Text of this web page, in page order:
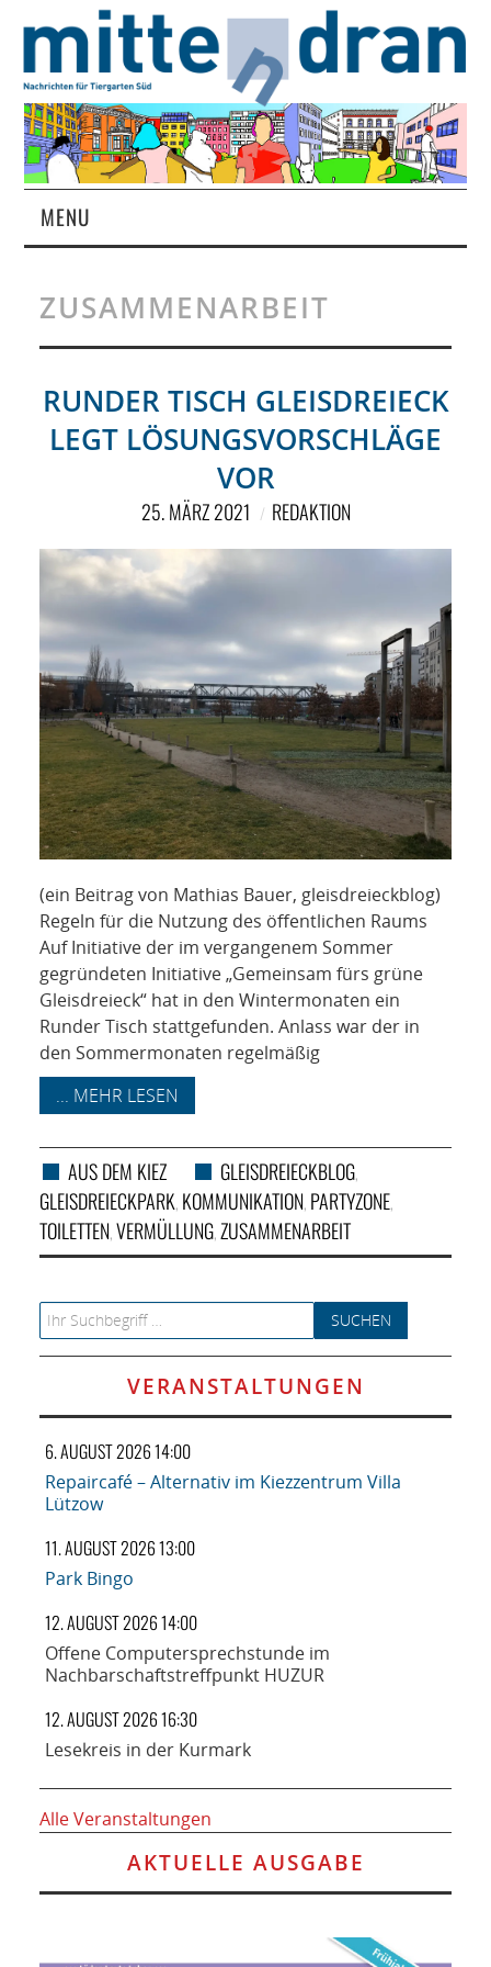
MENU
MAGAZIN
ÜBER UNS
RUBRIKEN
SPONSORING
KONTAKT
ZUSAMMENARBEIT
RUNDER TISCH GLEISDREIECK
LEGT LÖSUNGSVORSCHLÄGE
VOR
25. MÄRZ 2021 REDAKTION
(ein Beitrag von Mathias Bauer, gleisdreieckblog)
Regeln für die Nutzung des öffentlichen Raums
Auf Initiative der im vergangenem Sommer
gegründeten Initiative „Gemeinsam fürs grüne
Gleisdreieck“ hat in den Wintermonaten ein
Runder Tisch stattgefunden. Anlass war der in
den Sommermonaten regelmäßig
... MEHR LESEN
AUS DEM KIEZ GLEISDREIECKBLOG,
GLEISDREIECKPARK, KOMMUNIKATION, PARTYZONE,
TOILETTEN,VERMÜLLUNG,ZUSAMMENARBEIT
Search for:
VERANSTALTUNGEN
6. AUGUST 2026 14:00
Repaircafé – Alternativ im Kiezzentrum Villa
Lützow
11. AUGUST 2026 13:00
Park Bingo
12. AUGUST 2026 14:00
Offene Computersprechstunde im
Nachbarschaftstreffpunkt HUZUR
12. AUGUST 2026 16:30
Lesekreis in der Kurmark
Alle Veranstaltungen
AKTUELLE AUSGABE